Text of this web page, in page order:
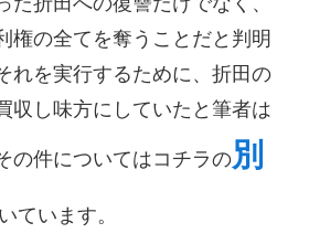
権の全てを奪うことだと判明
れを実行するために、折田の
収し味方にしていたと筆者は
の件についてはコチラの別
ています。